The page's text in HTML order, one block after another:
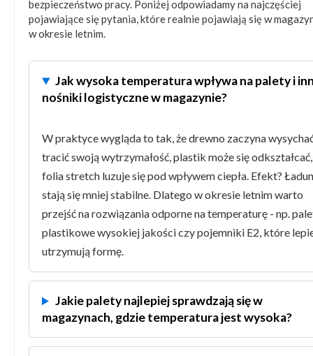
bezpieczeństwo pracy. Poniżej odpowiadamy na najczęściej
pojawiające się pytania, które realnie pojawiają się w
w okresie letnim.
Jak wysoka temperatura wpływa na palety i
nośniki logistyczne w magazynie?
W praktyce wygląda to tak, że drewno zaczyna
tracić swoją wytrzymałość, plastik może się
folia stretch luzuje się pod wpływem ciepła. Efekt?
stają się mniej stabilne. Dlatego w okresie letnim warto
przejść na rozwiązania odporne na temperaturę - np.
plastikowe wysokiej jakości czy pojemniki E2, które
utrzymują formę.
Jakie palety najlepiej sprawdzają się w
magazynach, gdzie temperatura jest wysoka?